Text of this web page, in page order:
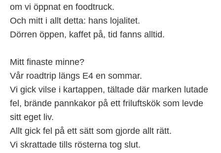
om vi öppnat en foodtruck.
Och mitt i allt detta: hans lojalitet.
Dörren öppen, kaffet på, tid fanns alltid.
Mitt finaste minne?
Vår roadtrip längs E4 en sommar.
Vi gick vilse i kartappen, tältade där marken lutade
fel, brände pannkakor på ett friluftskök som levde
sitt eget liv.
Allt gick fel på ett sätt som gjorde allt rätt.
Vi skrattade tills rösterna tog slut.